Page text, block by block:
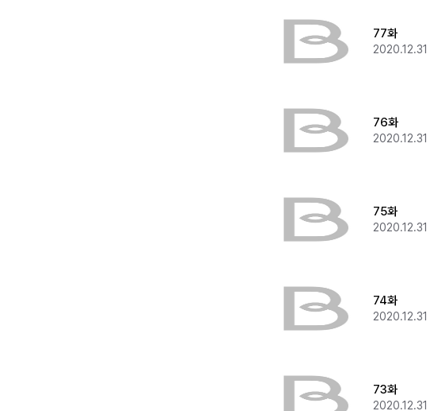
77화
2020.12.31
76화
2020.12.31
75화
2020.12.31
74화
2020.12.31
73화
2020.12.31